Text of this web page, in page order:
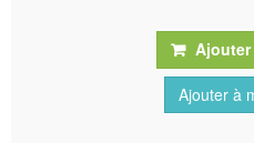
Ajouter à